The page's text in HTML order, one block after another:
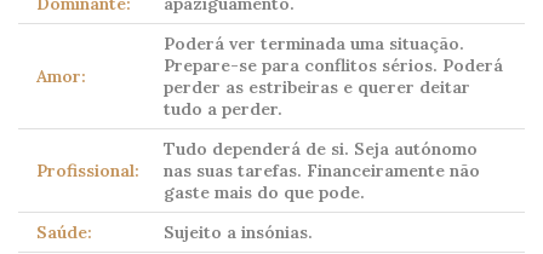
Amor:
Poderá ver terminada uma situação.
Prepare-se para conflitos sérios. Poderá
perder as estribeiras e querer deitar
tudo a perder.
Profissional:
Tudo dependerá de si. Seja autónomo
nas suas tarefas. Financeiramente não
gaste mais do que pode.
Saúde:
Sujeito a insónias.